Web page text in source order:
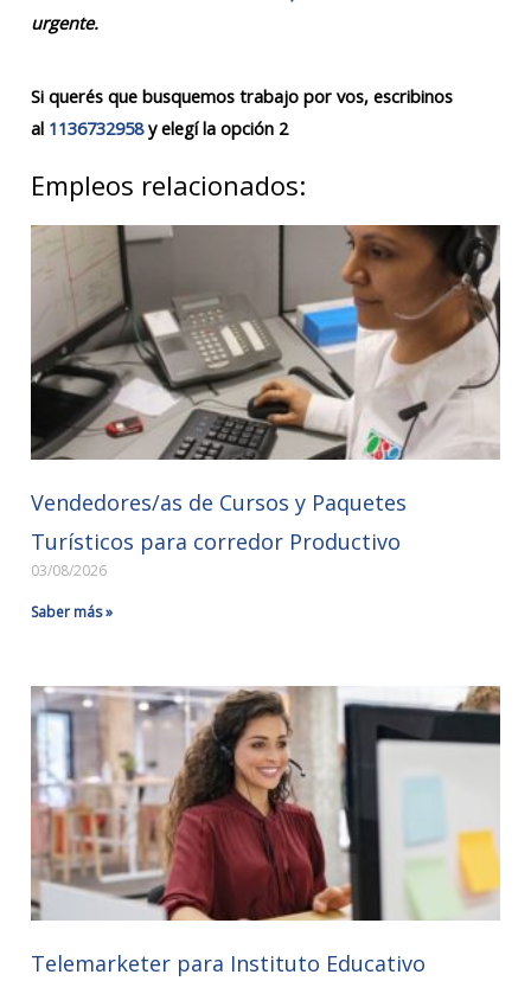
urgente.
Si querés que busquemos trabajo por vos, escribinos
al 1136732958y elegí la opción 2
Empleos relacionados:
Vendedores/as de Cursos y Paquetes
Turísticos para corredor Productivo
03/08/2026
Saber más »
Telemarketer para Instituto Educativo